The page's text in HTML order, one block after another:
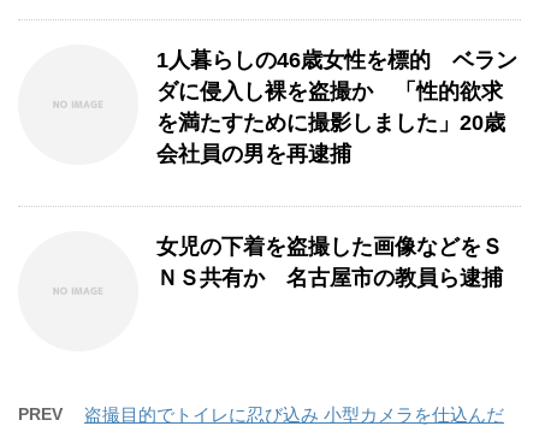
1人暮らしの46歳女性を標的 ベラン
ダに侵入し裸を盗撮か 「性的欲求
を満たすために撮影しました」20歳
会社員の男を再逮捕
女児の下着を盗撮した画像などをＳ
ＮＳ共有か 名古屋市の教員ら逮捕
PREV
盗撮目的でトイレに忍び込み 小型カメラを仕込んだ